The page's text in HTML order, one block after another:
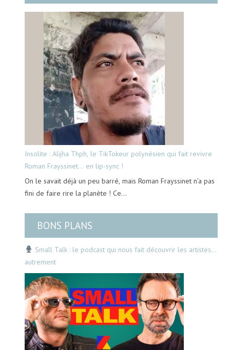
Insolite : Alijha Thph, le TikTokeur polynésien qui fait revivre
Roman Frayssinet… en lip-sync !
On le savait déjà un peu barré, mais Roman Frayssinet n’a pas
fini de faire rire la planète ! Ce…
BONS PLANS
Small Talk : le podcast qui nous fait découvrir les artistes…
autrement